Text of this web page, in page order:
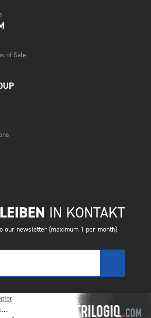
of Sale
IN KONTAKT
our newsletter (maximum 1 per month)